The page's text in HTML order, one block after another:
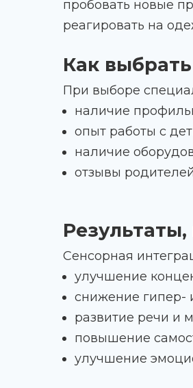
пробовать новые
реагировать на
Как
При выборе
наличие
опыт работы с
наличие
отзывы
Сенсорная
улучшение
снижение гипер-
развитие речи и
повышение
улучшение